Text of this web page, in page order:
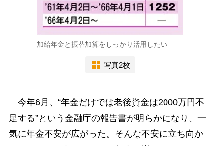
加給年金と振替加算をしっかり活用したい
写真2枚
今年6月、“年金だけでは老後資金は2000万円不
足する”という金融庁の報告書が明らかになり、一
気に年金不安が広がった。そんな不安に立ち向か